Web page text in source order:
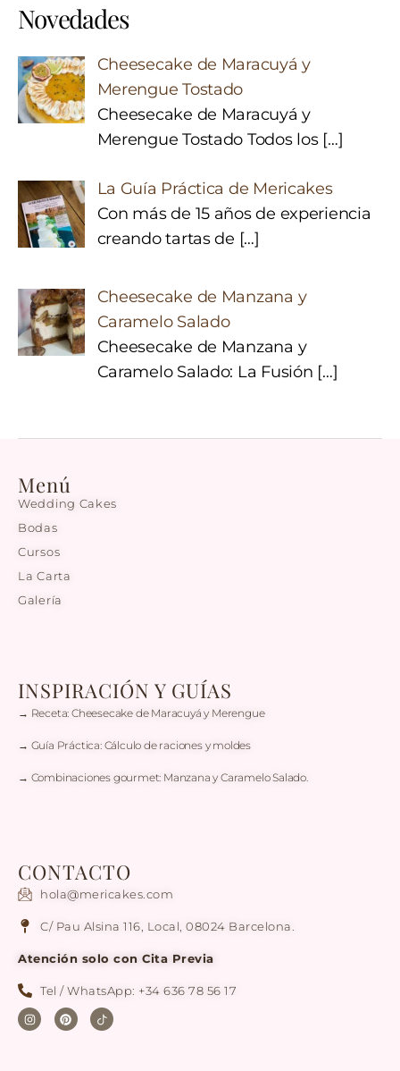
Novedades
Cheesecake de Maracuyá y
Merengue Tostado
Cheesecake de Maracuyá y
Merengue Tostado Todos los […]
La Guía Práctica de Mericakes
Con más de 15 años de experiencia
creando tartas de […]
Cheesecake de Manzana y
Caramelo Salado
Cheesecake de Manzana y
Caramelo Salado: La Fusión […]
Menú
Wedding Cakes
Bodas
Cursos
La Carta
Galería
INSPIRACIÓN Y GUÍAS
→ Receta: Cheesecake de Maracuyá y Merengue
→ Guía Práctica: Cálculo de raciones y moldes
→ Combinaciones gourmet: Manzana y Caramelo Salado.
CONTACTO
hola@mericakes.com
C/ Pau Alsina 116, Local, 08024 Barcelona.
Atención solo con Cita Previa
Tel / WhatsApp: +34 636 78 56 17